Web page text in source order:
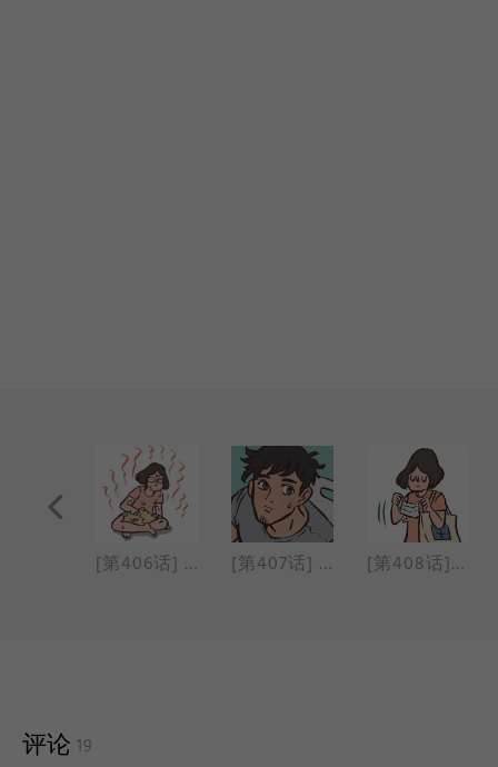
[第406话] 热狗 [第407话] 恋爱模拟游戏 [第408话] 消毒
评论 19